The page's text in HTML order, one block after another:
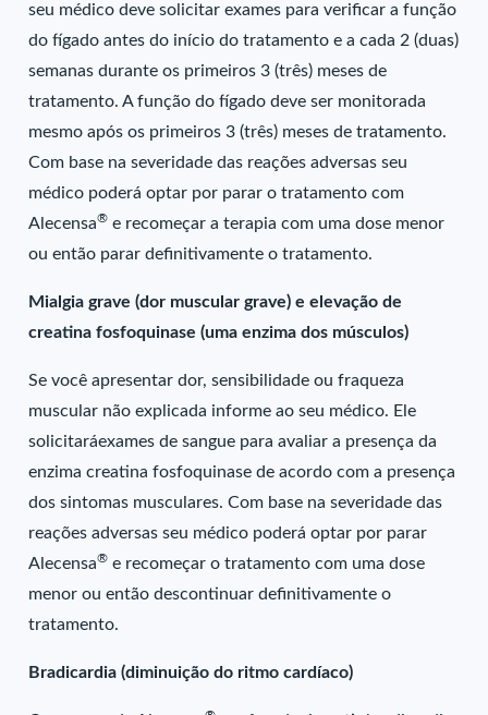
seu médico deve solicitar exames para verificar a função
do fígado antes do início do tratamento e a cada 2 (duas)
semanas durante os primeiros 3 (três) meses de
tratamento. A função do fígado deve ser monitorada
mesmo após os primeiros 3 (três) meses de tratamento.
Com base na severidade das reações adversas seu
médico poderá optar por parar o tratamento com
Alecensa® e recomeçar a terapia com uma dose menor
ou então parar definitivamente o tratamento.
Mialgia grave (dor muscular grave) e elevação de
creatina fosfoquinase (uma enzima dos músculos)
Se você apresentar dor, sensibilidade ou fraqueza
muscular não explicada informe ao seu médico. Ele
solicitaráexames de sangue para avaliar a presença da
enzima creatina fosfoquinase de acordo com a presença
dos sintomas musculares. Com base na severidade das
reações adversas seu médico poderá optar por parar
Alecensa® e recomeçar o tratamento com uma dose
menor ou então descontinuar definitivamente o
tratamento.
Bradicardia (diminuição do ritmo cardíaco)